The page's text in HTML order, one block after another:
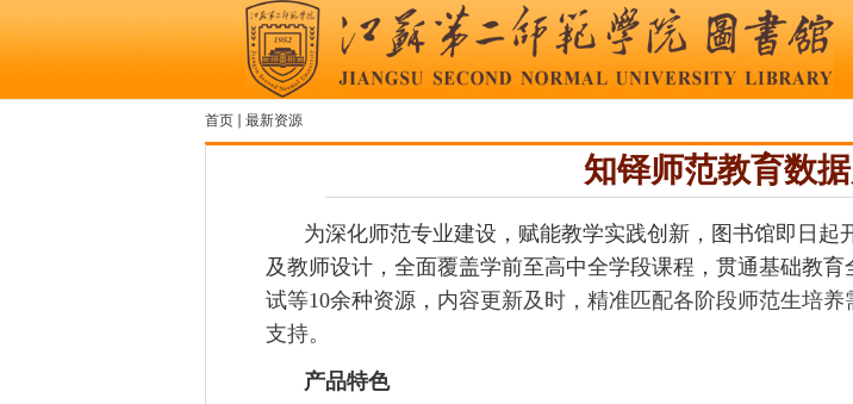
首页 最新资源
知铎师范教育数
为深化师范专业建设，赋能教学实践创新，图书馆即日起
及教师设计，全面覆盖学前至高中全学段课程，贯通基础教
试等10余种资源， 内容更新及时， 精准匹配各阶段师范生培养
支持。
产品特色